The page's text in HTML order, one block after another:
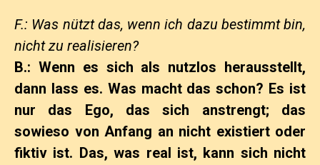
F.: Was nützt das, wenn ich dazu bestimmt bin,
nicht zu realisieren?
B.: Wenn es sich als nutzlos herausstellt,
dann lass es. Was macht das schon? Es ist
nur das Ego, das sich anstrengt; das
sowieso von Anfang an nicht existiert oder
fiktiv ist. Das, was real ist, kann sich nicht